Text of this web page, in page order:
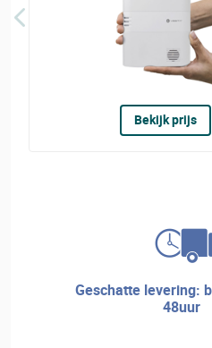
Bekijk prijs
geschatte levering: binnen 24 tot
48uur